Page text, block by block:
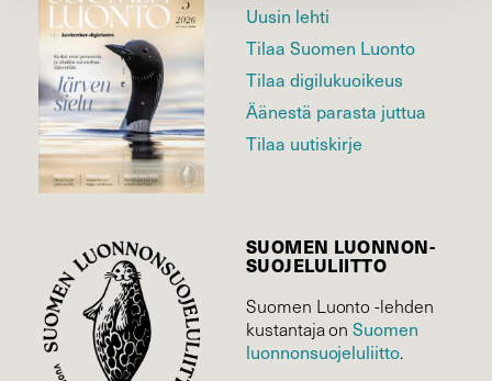
Uusin lehti
Tilaa Suomen Luonto
Tilaa digilukuoikeus
Äänestä parasta juttua
Tilaa uutiskirje
SUOMEN LUONNON­
SUOJELU­LIITTO
Suomen Luonto -lehden
kustantaja onSuomen
luonnonsuojelu­liitto.